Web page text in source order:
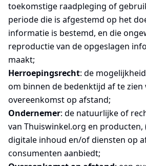
toekomstige raadpleging of
periode die is afgestemd op het
informatie is bestemd, en die
reproductie van de opgeslagen
maakt;
Herroepingsrecht: de
om binnen de bedenktijd af te zien
overeenkomst op afstand;
Ondernemer: de natuurlijke of
van Thuiswinkel.org en
digitale inhoud en/of diensten op
consumenten aanbiedt;